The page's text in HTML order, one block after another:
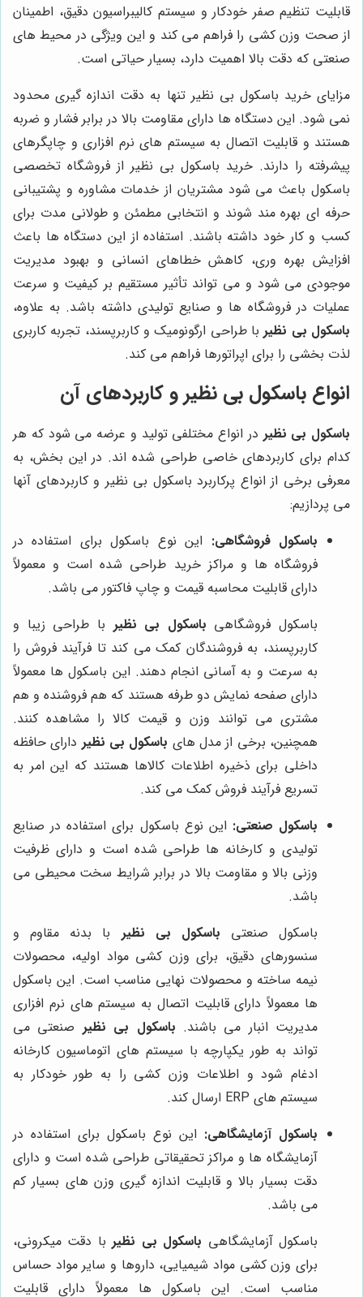
قابلیت تنظیم صفر خودکار و سیستم کالیبراسیون دقیق، اطمینان
از صحت وزن کشی را فراهم می کند و این ویژگی در محیط های
صنعتی که دقت بالا اهمیت دارد، بسیار حیاتی است.
مزایای خرید باسکول بی نظیر تنها به دقت اندازه گیری محدود
نمی شود. این دستگاه ها دارای مقاومت بالا در برابر فشار و ضربه
هستند و قابلیت اتصال به سیستم های نرم افزاری و چاپگرهای
پیشرفته را دارند. خرید باسکول بی نظیر از فروشگاه تخصصی
باسکول باعث می شود مشتریان از خدمات مشاوره و پشتیبانی
حرفه ای بهره مند شوند و انتخابی مطمئن و طولانی مدت برای
کسب و کار خود داشته باشند. استفاده از این دستگاه ها باعث
افزایش بهره وری، کاهش خطاهای انسانی و بهبود مدیریت
موجودی می شود و می تواند تأثیر مستقیم بر کیفیت و سرعت
عملیات در فروشگاه ها و صنایع تولیدی داشته باشد. به علاوه،
باسکول بی نظیربا طراحی ارگونومیک و کاربرپسند، تجربه کاربری
لذت بخشی را برای اپراتورها فراهم می کند.
انواع باسکول بی نظیر و کاربردهای آن
باسکول بی نظیر در انواع مختلفی تولید و عرضه می شود که هر
کدام برای کاربردهای خاصی طراحی شده اند. در این بخش، به
معرفی برخی از انواع پرکاربرد باسکول بی نظیر و کاربردهای آنها
می پردازیم:
باسکول فروشگاهی: این نوع باسکول برای استفاده در
فروشگاه ها و مراکز خرید طراحی شده است و معمولاً
دارای قابلیت محاسبه قیمت و چاپ فاکتور می باشد.
باسکول فروشگاهی باسکول بی نظیر با طراحی زیبا و
کاربرپسند، به فروشندگان کمک می کند تا فرآیند فروش را
به سرعت و به آسانی انجام دهند. این باسکول ها معمولاً
دارای صفحه نمایش دو طرفه هستند که هم فروشنده و هم
مشتری می توانند وزن و قیمت کالا را مشاهده کنند.
همچنین، برخی از مدل های باسکول بی نظیر دارای حافظه
داخلی برای ذخیره اطلاعات کالاها هستند که این امر به
تسریع فرآیند فروش کمک می کند.
باسکول صنعتی: این نوع باسکول برای استفاده در صنایع
تولیدی و کارخانه ها طراحی شده است و دارای ظرفیت
وزنی بالا و مقاومت بالا در برابر شرایط سخت محیطی می
باشد.
باسکول صنعتی باسکول بی نظیر با بدنه مقاوم و
سنسورهای دقیق، برای وزن کشی مواد اولیه، محصولات
نیمه ساخته و محصولات نهایی مناسب است. این باسکول
ها معمولاً دارای قابلیت اتصال به سیستم های نرم افزاری
مدیریت انبار می باشند. باسکول بی نظیر صنعتی می
تواند به طور یکپارچه با سیستم های اتوماسیون کارخانه
ادغام شود و اطلاعات وزن کشی را به طور خودکار به
سیستم های ERP ارسال کند.
باسکول آزمایشگاهی: این نوع باسکول برای استفاده در
آزمایشگاه ها و مراکز تحقیقاتی طراحی شده است و دارای
دقت بسیار بالا و قابلیت اندازه گیری وزن های بسیار کم
می باشد.
باسکول آزمایشگاهی باسکول بی نظیربا دقت میکرونی،
برای وزن کشی مواد شیمیایی، داروها و سایر مواد حساس
مناسب است. این باسکول ها معمولاً دارای قابلیت